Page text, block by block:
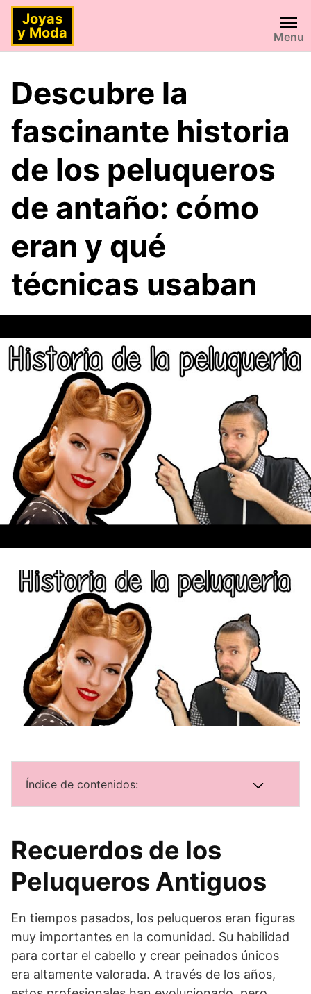
Saltar
contenido
Joyas
y Moda
Menu
Descubre la
fascinante historia
de los peluqueros
de antaño: cómo
eran y qué
técnicas usaban
Índice de contenidos:
Recuerdos de los
Peluqueros Antiguos
En tiempos pasados, los peluqueros eran figuras
muy importantes en la comunidad. Su habilidad
para cortar el cabello y crear peinados únicos
era altamente valorada. A través de los años,